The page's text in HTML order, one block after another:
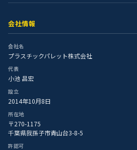
会社情報
会社名
プラスチックパレット株式会社
代表
小池 昌宏
設立
2014年10月8日
所在地
〒270-1175
千葉県我孫子市青山台3-8-5
許認可